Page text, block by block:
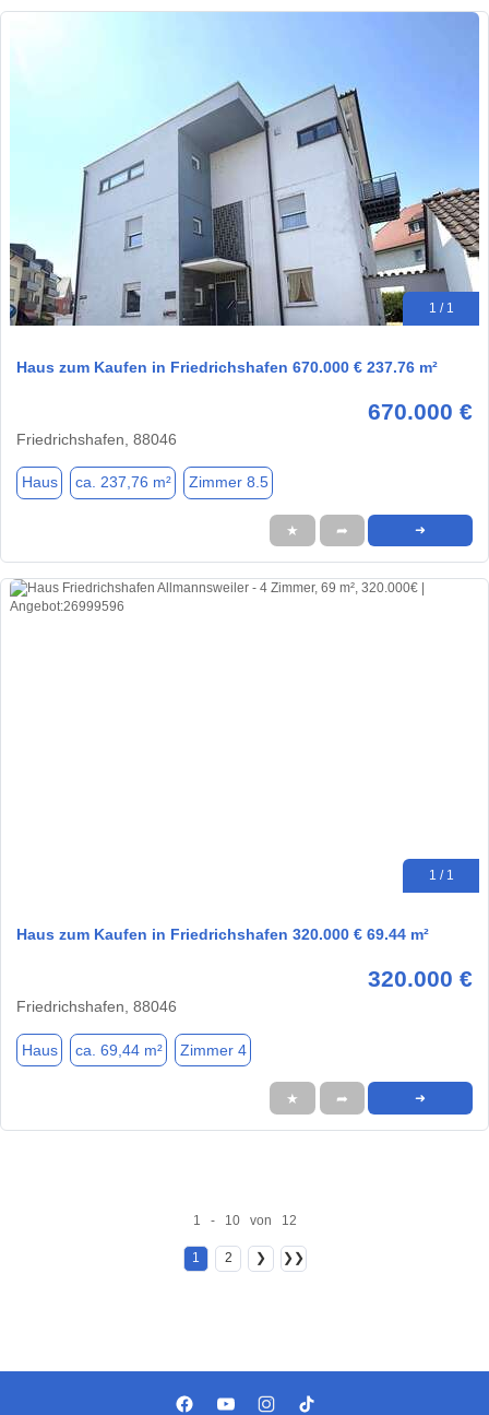
1 / 1
Haus zum Kaufen in Friedrichshafen 670.000 € 237.76 m²
670.000 €
Friedrichshafen, 88046
Haus ca. 237,76 m² Zimmer 8.5
★ ➦ ➜
1 / 1
Haus zum Kaufen in Friedrichshafen 320.000 € 69.44 m²
320.000 €
Friedrichshafen, 88046
Haus ca. 69,44 m² Zimmer 4
★ ➦ ➜
1 - 10 von 12
1 2 ❯ ❯❯